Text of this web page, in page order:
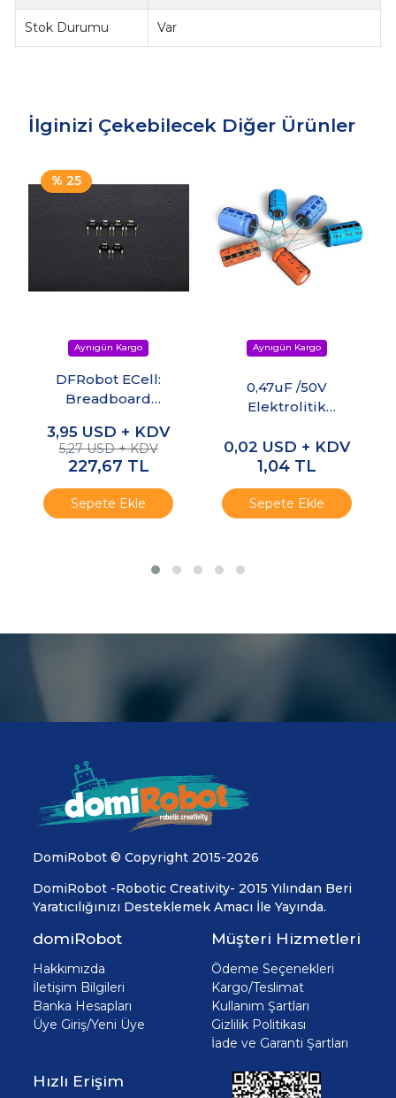
Stok Durumu Var
İlginizi Çekebilecek Diğer Ürünler
% 25
DFRobot ECell:
Breadboard
Kondansatör Seti
3,95 USD + KDV
5,27 USD + KDV
227,67 TL
Sepete Ekle
0,47uF /50V
Elektrolitik
0,02 USD + KDV
1,04 TL
Sepete Ekle
DomiRobot © Copyright 2015-2026
DomiRobot -Robotic Creativity- 2015 Yılından Beri
Yaratıcılığınızı Desteklemek Amacı İle Yayında.
domiRobot
Hakkımızda
İletişim Bilgileri
Banka Hesapları
Üye Giriş/Yeni Üye
Müşteri Hizmetleri
Ödeme Seçenekleri
Kargo/Teslimat
Kullanım Şartları
Gizlilik Politikası
İade ve Garanti Şartları
Hızlı Erişim